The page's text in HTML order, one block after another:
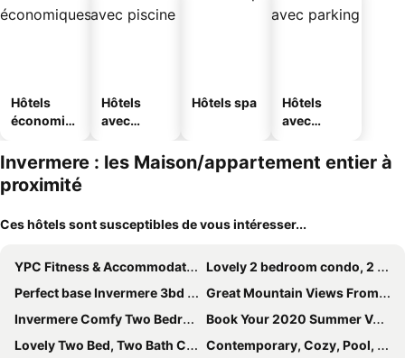
Hôtels
économiq
Hôtels
avec
Hôtels spa
Hôtels
avec
Invermere : les Maison/appartement entier à
proximité
Ces hôtels sont susceptibles de vous intéresser...
YPC Fitness & Accommodations
Lovely 2 bedroom condo, 2 minute walk fr downtown
Perfect base Invermere 3bd townhouse mt views with garage
Great Mountain Views From Every Window - Quiet Family Oriented And Dog Friendly
Invermere Comfy Two Bedroom Apartment With Views
Book Your 2020 Summer Vacation In Our Beautiful Condo At Invermere On The Lake.
Lovely Two Bed, Two Bath Condo - Fabulous Location
Contemporary, Cozy, Pool, Hot Tub, Lake Front